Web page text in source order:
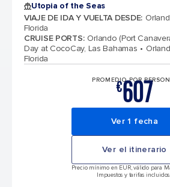
Utopia of the Seas
VIAJE DE IDA Y VUELTA DESDE:
Florida
CRUISE PORTS: Orlando (Port
Day at CocoCay, Las Bahamas
Florida
PROMEDIO POR
€607
Ver 1 fecha
Ver el itinerario
Precio mínimo en EUR, válido para
Impuestos y tarifas